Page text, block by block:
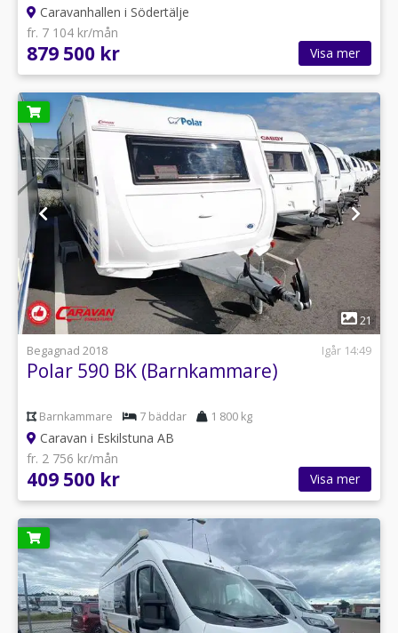
Caravanhallen i Södertälje
fr. 7 104 kr/mån
879 500 kr Visa mer
1
21
Begagnad 2018
Igår 14:49
Polar 590 BK (Barnkammare)
Barnkammare 7 bäddar 1 800 kg
Caravan i Eskilstuna AB
fr. 2 756 kr/mån
409 500 kr Visa mer